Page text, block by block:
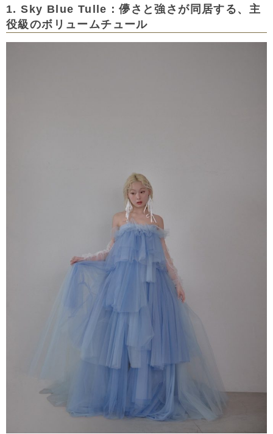
1. Sky Blue Tulle：儚さと強さが同居する、主
役級のボリュームチュール